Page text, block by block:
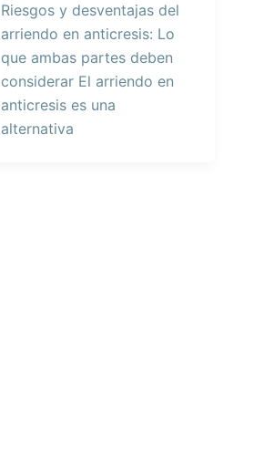
Riesgos y desventajas del
arriendo en anticresis: Lo
que ambas partes deben
considerar El arriendo en
anticresis es una
alternativa